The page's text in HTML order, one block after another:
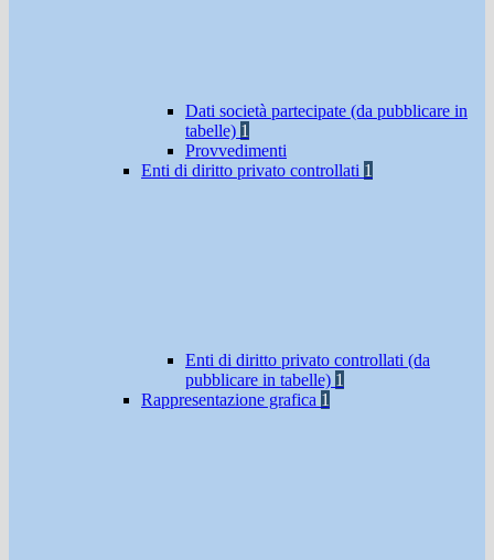
Dati società partecipate (da pubblicare in
tabelle) 1
Provvedimenti
Enti di diritto privato controllati 1
Enti di diritto privato controllati (da
pubblicare in tabelle) 1
Rappresentazione grafica 1